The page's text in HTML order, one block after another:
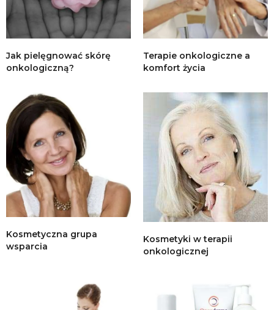
Jak pielęgnować skórę
onkologiczną?
Terapie onkologiczne a
komfort życia
Kosmetyczna grupa
wsparcia
Kosmetyki w terapii
onkologicznej